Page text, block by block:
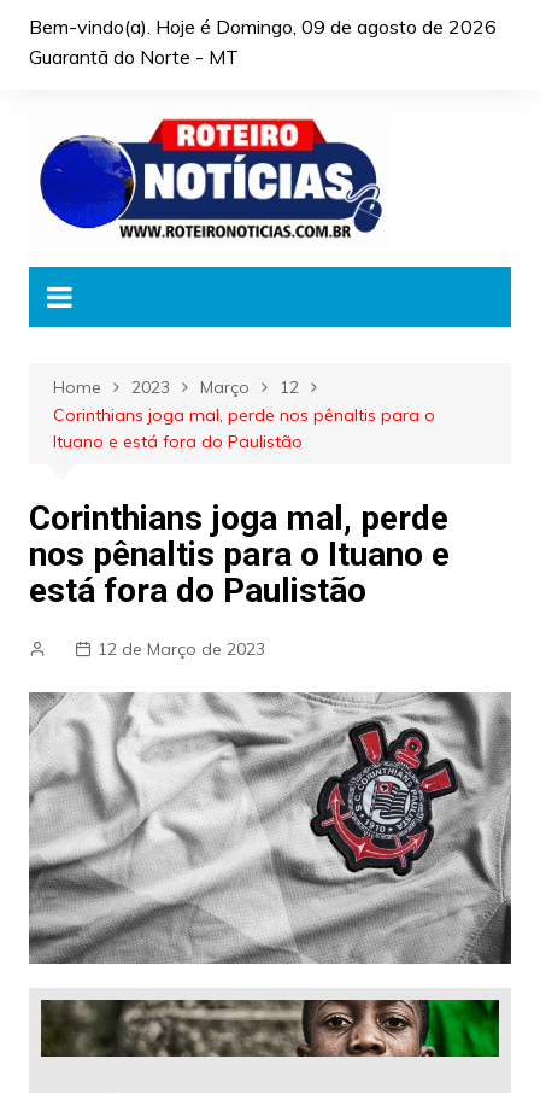
Bem-vindo(a). Hoje é Domingo, 09 de agosto de 2026
Guarantã do Norte - MT
Home 2023 Março
12
Corinthians joga mal, perde nos pênaltis para o
Ituano e está fora do Paulistão
Corinthians joga mal, perde
nos pênaltis para o Ituano e
está fora do Paulistão
12 de Março de 2023